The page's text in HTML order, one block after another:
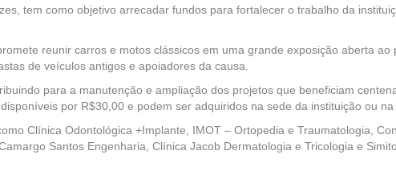
tem como objetivo arrecadar fundos para fortalecer o trabalho da
reunir carros e motos clássicos em uma grande exposição aberta
de veículos antigos e apoiadores da causa.
para a manutenção e ampliação dos projetos que beneficiam
por R$30,00 e podem ser adquiridos na sede da instituição ou na
Clínica Odontológica +Implante, IMOT – Ortopedia e Traumatologia,
Santos Engenharia, Clínica Jacob Dermatologia e Tricologia e